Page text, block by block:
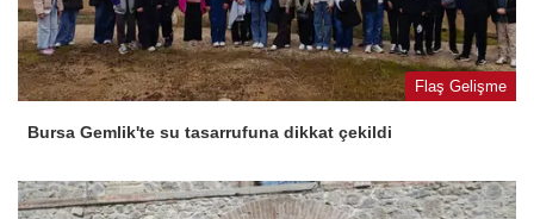
Flaş Gelişme
Bursa Gemlik'te su tasarrufuna dikkat çekildi